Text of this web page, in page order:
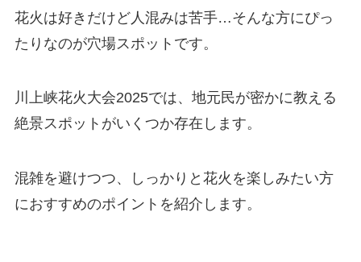
花火は好きだけど人混みは苦手…そんな方にぴっ
たりなのが穴場スポットです。
川上峡花火大会2025では、地元民が密かに教える
絶景スポットがいくつか存在します。
混雑を避けつつ、しっかりと花火を楽しみたい方
におすすめのポイントを紹介します。